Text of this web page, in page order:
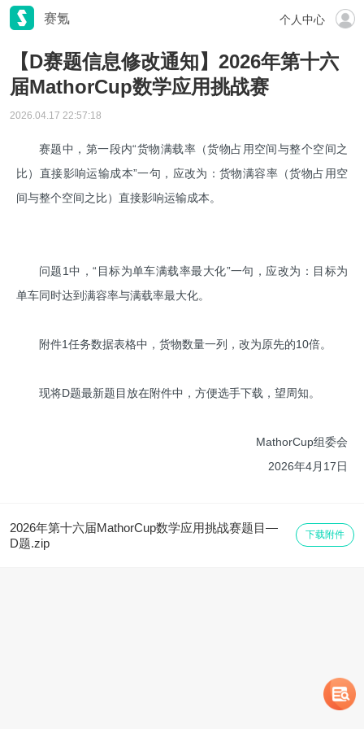
赛氪 个人中心
【D赛题信息修改通知】2026年第十六
届MathorCup数学应用挑战赛
2026.04.17 22:57:18
赛题中，第一段内“货物满载率（货物占用空间与整个空间之
比）直接影响运输成本”一句，应改为：货物满容率（货物占用空
间与整个空间之比）直接影响运输成本。
问题1中，“目标为单车满载率最大化”一句，应改为：目标为
单车同时达到满容率与满载率最大化。
附件1任务数据表格中，货物数量一列，改为原先的10倍。
现将D题最新题目放在附件中，方便选手下载，望周知。
MathorCup组委会
2026年4月17日
2026年第十六届MathorCup数学应用挑战赛题目—
D题.zip
下载附件